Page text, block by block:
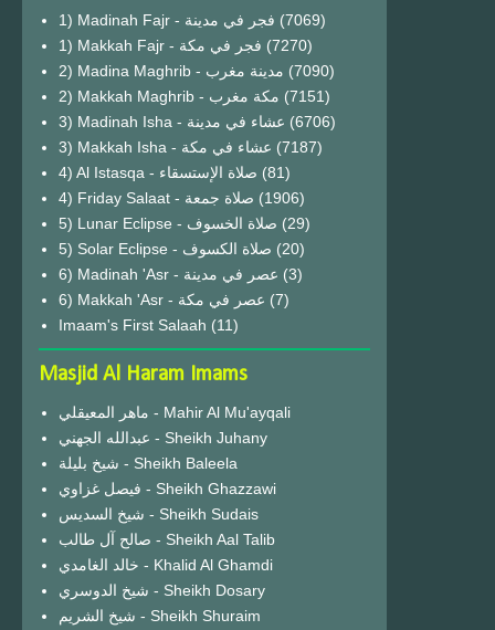
1) Madinah Fajr - فجر في مدينة (7069)
1) Makkah Fajr - فجر في مكة (7270)
2) Madina Maghrib - مدينة مغرب (7090)
2) Makkah Maghrib - مكة مغرب (7151)
3) Madinah Isha - عشاء في مدينة (6706)
3) Makkah Isha - عشاء في مكة (7187)
4) Al Istasqa - صلاة الإستسقاء (81)
4) Friday Salaat - صلاة جمعة (1906)
5) Lunar Eclipse - صلاة الخسوف (29)
(20)
6) Madinah 'Asr - عصر في مدينة (3)
6) Makkah 'Asr - عصر في مكة (7)
Imaam's First Salaah (11)
Masjid Al Haram Imams
ماهر المعيقلي - Mahir Al Mu'ayqali
عبدالله الجهني - Sheikh Juhany
شيخ بليلة - Sheikh Baleela
فيصل غزاوي - Sheikh Ghazzawi
شيخ السديس - Sheikh Sudais
صالح آل طالب - Sheikh Aal Talib
خالد الغامدي - Khalid Al Ghamdi
شيخ الدوسري - Sheikh Dosary
شيخ الشريم - Sheikh Shuraim